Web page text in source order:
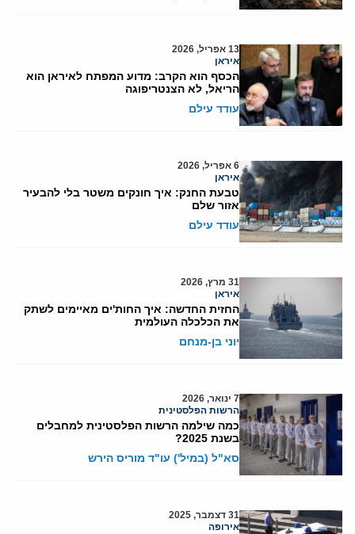
13 אפריל, 2026
איראן
הכסף הוא הקרב: מדוע המפתח לאיראן הוא
הריאל, לא הצנטריפוגה
עודד עילם
6 אפריל, 2026
איראן
טבעת החנק: איך חונקים משטר בלי להבעיר
אזור שלם
עודד עילם
31 מרץ, 2026
איראן
החזית החדשה: איך החות'ים מאיימים לשתק
את הכלכלה העולמית
יוני בן-מנחם
7 ינואר, 2026
הרשות הפלסטינית
כמה שילמה הרשות הפלסטינית למחבלים
בשנת 2025?
סא"ל (במיל') עו"ד מוריס הירש
31 דצמבר, 2025
אירופה